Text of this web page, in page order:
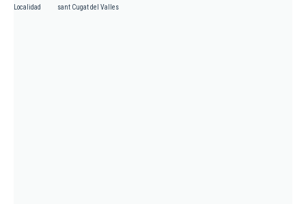
Localidad sant Cugat del Valles